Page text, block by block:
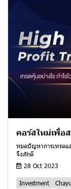
คอร์สใหม่เพื่อ
หมดปัญหาการเทรด
จึงภักดี
28 Oct 2023
Investment